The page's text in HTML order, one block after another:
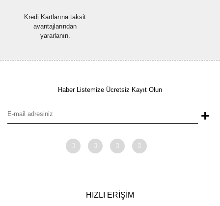
Kredi Kartlarına taksit
avantajlarından
yararlanın.
Haber Listemize Ücretsiz Kayıt Olun
+
HIZLI ERİŞİM